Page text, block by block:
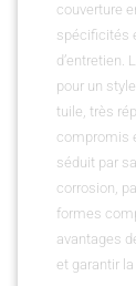
couverture
spécificités
d’entretien.
pour un
tuile, très
compromis
séduit par
corrosion,
formes
avantages
et garantir